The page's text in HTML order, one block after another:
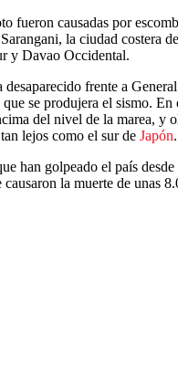
fueron causadas por
la ciudad costera
y Davao Occidental.
frente a
se produjera el sismo.
del nivel de la marea, y
lejos como el sur de Japón.
han golpeado el país
la muerte de unas